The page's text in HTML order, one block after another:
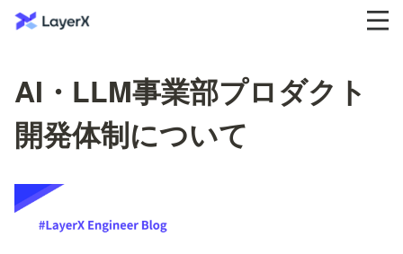
AI・LLM事業部プロダクト
開発体制について